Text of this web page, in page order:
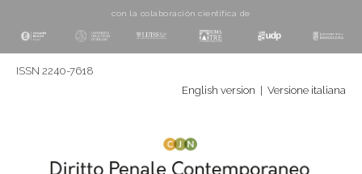
con la colaboración cientí­fica de
ISSN 2240-7618
English version
Versione italiana